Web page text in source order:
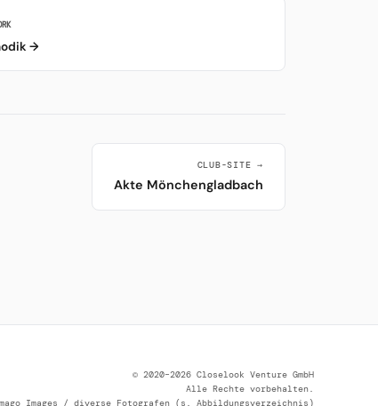
→
CLUB-SITE →
Akte Mönchengladbach
© 2020–2026 Closelook Venture GmbH
Alle Rechte vorbehalten.
Images / diverse Fotografen (s. Abbildungsverzeichnis)